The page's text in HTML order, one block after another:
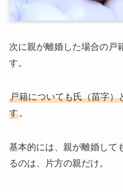
次に親が離婚した場合の戸
す。
戸籍についても氏（苗字）
す。
基本的には、親が離婚して
るのは、片方の親だけ。